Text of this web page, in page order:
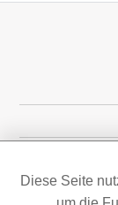
Diese Seite